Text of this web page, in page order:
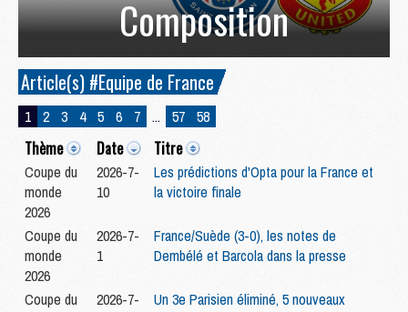
Composition
Article(s) #Equipe de France
1 2 3 4 5 6 7 ... 57 58
Thème Date Titre
Coupe du
monde
2026
2026-7-
10
Les prédictions d'Opta pour la France et
la victoire finale
Coupe du
monde
2026
2026-7-
1
France/Suède (3-0), les notes de
Dembélé et Barcola dans la presse
Coupe du
2026-7-
Un 3e Parisien éliminé, 5 nouveaux